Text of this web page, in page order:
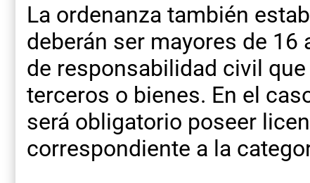
La ordenanza también
deberán ser mayores de
de responsabilidad civil
terceros o bienes. En el
será obligatorio poseer
correspondiente a la